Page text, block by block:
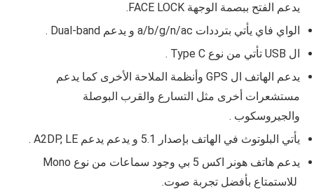
يدعم الفتح ببصمة الوجهة FACE LOCK.
الواي فاي يأتي بترددات a/b/g/n/ac و يدعم Dual-band .
ال USB تأتي من نوع Type C .
يدعم الهاتف ال GPS وأنظمة الملاحة الأخرى كما يدعم
مستشعرات أخرى مثل التسارع والقرب البوصلة
والجيروسكوب .
يأتي البلوتوث في الهاتف بإصدار 5.1 و يدعم يدعم A2DP, LE .
يدعم هاتف هونر اكس 5 بي وجود سماعات من نوع Mono
للاستمتاع بأفضل تجربة صوت.